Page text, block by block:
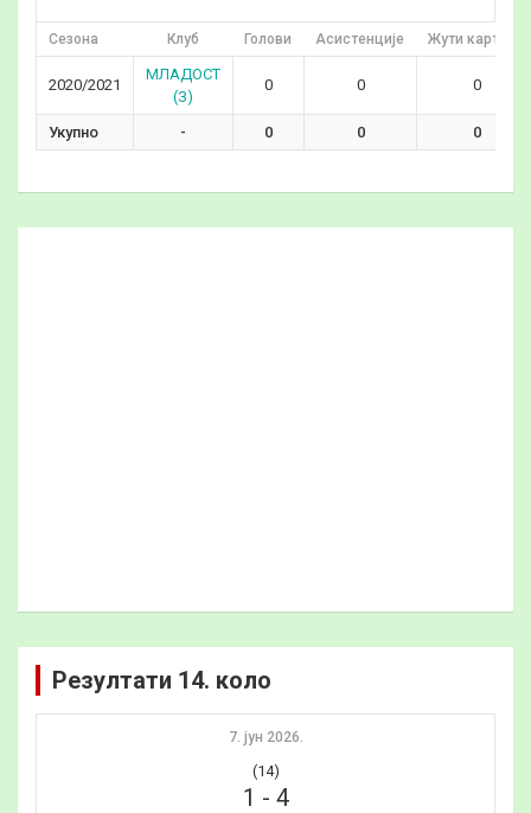
Сезона Клуб Голови Асистенције Жути картони
2020/2021
МЛАДОСТ
(З)
0 0 0
Укупно - 0 0 0
Резултати 14. коло
7. јун 2026.
(14)
1 - 4